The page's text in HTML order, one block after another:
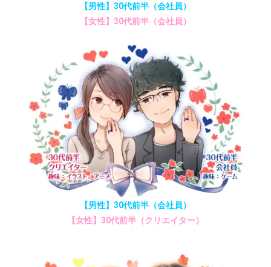
【男性】30代前半（会社員）
【女性】30代前半（会社員）
【男性】30代前半（会社員）
【女性】30代前半（クリエイター）